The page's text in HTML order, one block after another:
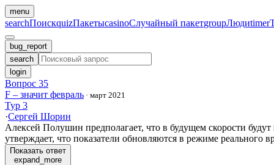
menu
searchПоискquizПакетыcasinoСлучайный пакетgroupЛюдиtimer
bug_report
search
login
Вопрос 35
F – значит февраль · март 2021
Тур 3
·Сергей Шорин
Алексей Полушин предполагает, что в будущем скорости
утверждает, что показатели обновляются в режиме реального
Показать ответ
expand_more